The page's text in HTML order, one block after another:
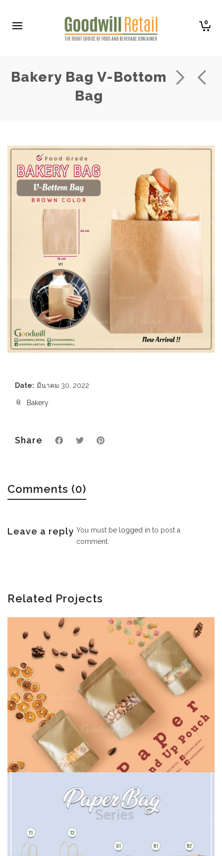
0
Bakery Bag V-Bottom
Bag
Date: มีนาคม 30, 2022
Bakery
Share
Comments (0)
Leave a reply You must be logged in to post a
comment.
Related Projects